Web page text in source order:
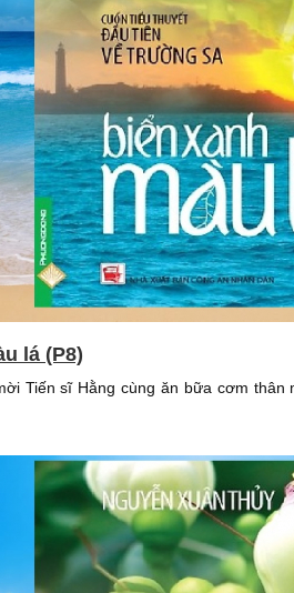
lá (P8)
Tiến sĩ Hằng cùng ăn bữa cơm